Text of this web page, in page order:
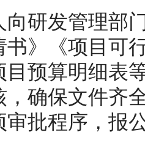
向研发管理部
书》《项目可
目预算明细表
，确保文件齐
审批程序，报